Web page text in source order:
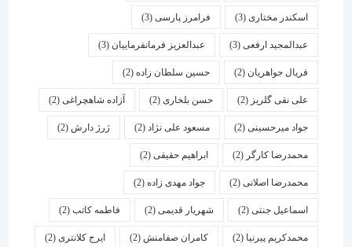
اسكندر مختاری (3) فرامرز پارسی(3)
عبدالمجید ارفعی(3) عبدالعزیز فرمانفرماییان(3)
فریال جواهریان(2) حسین سلطان زاده(2)
علی نقی گلریز(2) حسن بلخاری(2) آزاده شاهچراغی(2)
جواد میرحسینی (2) مسعود علی نژاد(2) ژرژ دارش (2)
محمدرضا کارگر(2) ابراهیم حقیقی(2)
محمدرضا اصلانی(2) جواد مهدی زاده(2)
اسماعیل جنتی(2) شهریار قدیمی(2) فاطمه کاتب(2)
محمدکریم پیرنیا (2) کامران صفامنش(2) ایرج کلانتری (2)